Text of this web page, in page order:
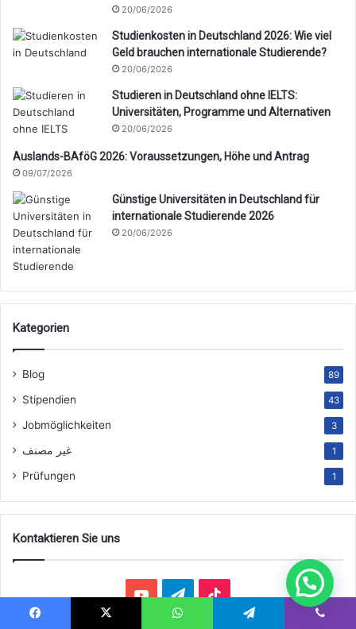
20/06/2026
Studienkosten in Deutschland 2026: Wie viel
Geld brauchen internationale Studierende?
20/06/2026
Studieren in Deutschland ohne IELTS:
Universitäten, Programme und Alternativen
20/06/2026
Auslands-BAföG 2026: Voraussetzungen, Höhe und Antrag
09/07/2026
Günstige Universitäten in Deutschland für
internationale Studierende 2026
20/06/2026
Kategorien
Blog 89
Stipendien 43
Jobmöglichkeiten 3
غير مصنف 1
Prüfungen 1
Kontaktieren Sie uns
YouTubeTelegram
TikTok